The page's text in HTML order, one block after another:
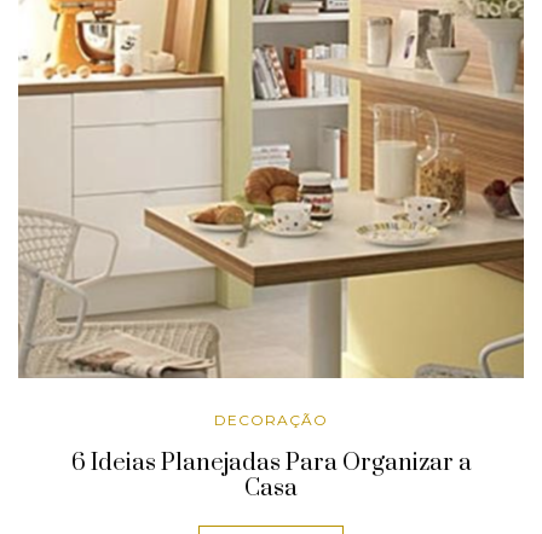
DECORAÇÃO
6 Ideias Planejadas Para Organizar a
Casa